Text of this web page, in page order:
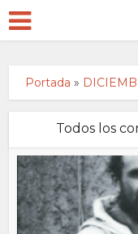
Portada »
Todos los